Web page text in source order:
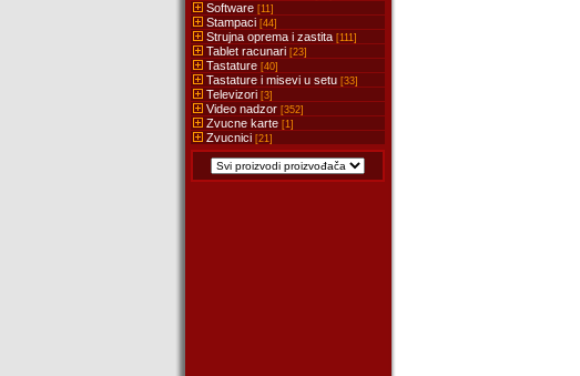
Software [11]
Stampaci [44]
Strujna oprema i zastita [111]
Tablet racunari [23]
Tastature [40]
Tastature i misevi u setu [33]
Televizori [3]
Video nadzor [352]
Zvucne karte [1]
Zvucnici [21]